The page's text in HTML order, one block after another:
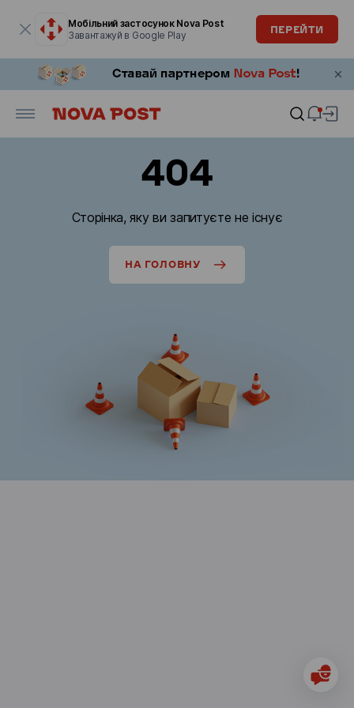
Мобільний застосунок Nova Post
Завантажуй в Google Play
ПЕРЕЙТИ
404
Сторінка, яку ви запитуєте не існує
НА ГОЛОВНУ